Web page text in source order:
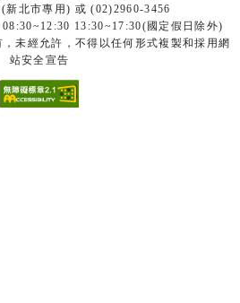
新北市專用) 或 (02)2960-3456
13:30~17:30(國定假日除外)
未經允許，不得以任何形式複製和採用網
站安全宣告